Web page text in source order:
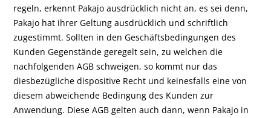
regeln, erkennt Pakajo ausdrücklich nicht an, es sei denn,
Pakajo hat ihrer Geltung ausdrücklich und schriftlich
zugestimmt. Sollten in den Geschäftsbedingungen des
Kunden Gegenstände geregelt sein, zu welchen die
nachfolgenden AGB schweigen, so kommt nur das
diesbezügliche dispositive Recht und keinesfalls eine von
diesem abweichende Bedingung des Kunden zur
Anwendung. Diese AGB gelten auch dann, wenn Pakajo in